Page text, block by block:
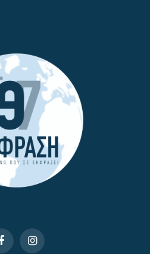
FacebookInstagram